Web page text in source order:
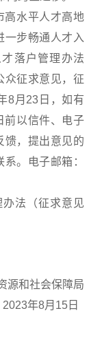
水平人才高地
一步畅通人才入
落户管理办法
众征求意见，征
8月23日，如有
前以信件、电子
馈，提出意见的
。电子邮箱：
法（征求意见
源和社会保障局
2023年8月15日